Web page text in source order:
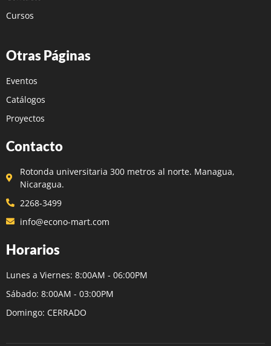
Cursos
Otras Páginas
Eventos
Catálogos
Proyectos
Contacto
Rotonda universitaria 300 metros al norte. Managua,
Nicaragua.
2268-3499
info@econo-mart.com
Horarios
Lunes a Viernes: 8:00AM - 06:00PM
Sábado: 8:00AM - 03:00PM
Domingo: CERRADO